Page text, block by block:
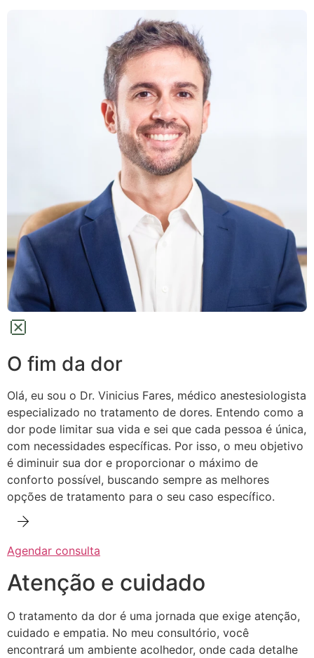
O fim da dor
Olá, eu sou o Dr. Vinicius Fares, médico anestesiologista
especializado no tratamento de dores. Entendo como a
dor pode limitar sua vida e sei que cada pessoa é única,
com necessidades específicas. Por isso, o meu objetivo
é diminuir sua dor e proporcionar o máximo de
conforto possível, buscando sempre as melhores
opções de tratamento para o seu caso específico.
Agendar consulta
Atenção e cuidado
O tratamento da dor é uma jornada que exige atenção,
cuidado e empatia. No meu consultório, você
encontrará um ambiente acolhedor, onde cada detalhe